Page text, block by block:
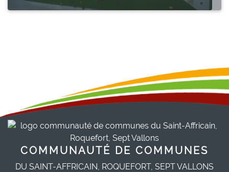
COMMUNAUTÉ DE COMMUNES
DU SAINT-AFFRICAIN, ROQUEFORT, SEPT VALLONS